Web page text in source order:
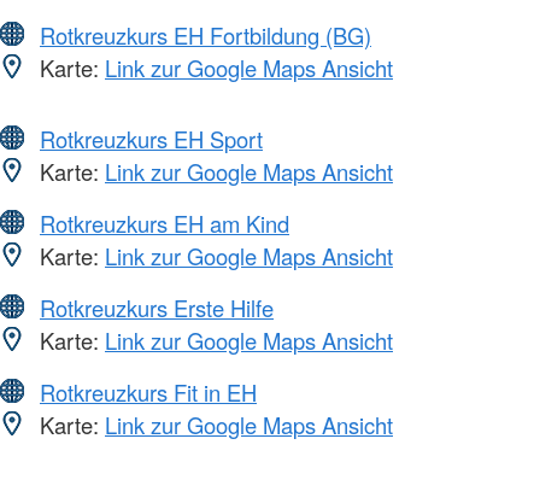
Rotkreuzkurs EH Fortbildung (BG)
Karte: Link zur Google Maps Ansicht
Rotkreuzkurs EH Sport
Karte: Link zur Google Maps Ansicht
Rotkreuzkurs EH am Kind
Karte: Link zur Google Maps Ansicht
Rotkreuzkurs Erste Hilfe
Karte: Link zur Google Maps Ansicht
Rotkreuzkurs Fit in EH
Karte: Link zur Google Maps Ansicht